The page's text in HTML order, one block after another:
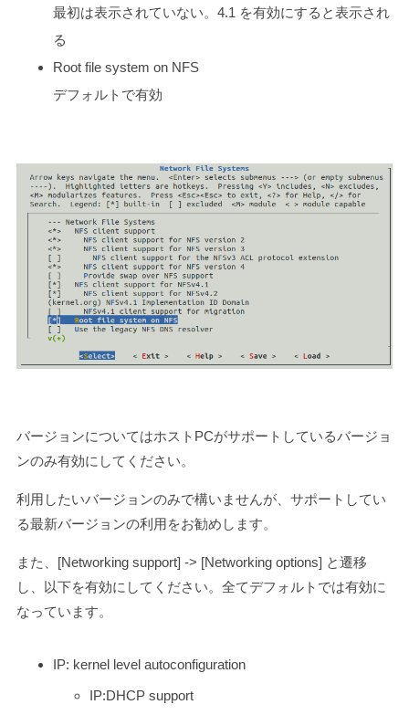
最初は表示されていない。4.1 を有効にすると表示され
る
Root file system on NFS
デフォルトで有効
バージョンについてはホストPCがサポートしているバージョ
ンのみ有効にしてください。
利用したいバージョンのみで構いませんが、サポートしてい
る最新バージョンの利用をお勧めします。
また、[Networking support] -> [Networking options] と遷移
し、以下を有効にしてください。全てデフォルトでは有効に
なっています。
IP: kernel level autoconfiguration
IP:DHCP support